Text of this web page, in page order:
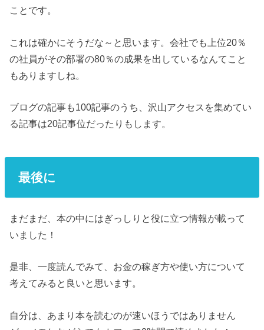
ことです。
これは確かにそうだな～と思います。会社でも上位20％
の社員がその部署の80％の成果を出しているなんてこと
もありますしね。
ブログの記事も100記事のうち、沢山アクセスを集めてい
る記事は20記事位だったりもします。
最後に
まだまだ、本の中にはぎっしりと役に立つ情報が載って
いました！
是非、一度読んでみて、お金の稼ぎ方や使い方について
考えてみると良いと思います。
自分は、あまり本を読むのが速いほうではありません